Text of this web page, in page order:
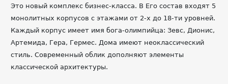
Это новый комплекс бизнес-класса. В Его состав входят 5
монолитных корпусов с этажами от 2-х до 18-ти уровней.
Каждый корпус имеет имя бога-олимпийца: Зевс, Дионис,
Артемида, Гера, Гермес. Дома имеют неоклассический
стиль. Современный облик дополняют элементы
классической архитектуры.